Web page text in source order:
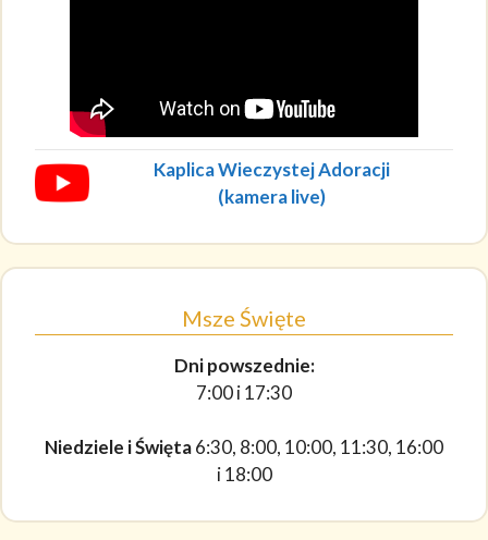
Kaplica Wieczystej Adoracji
(kamera live)
Msze Święte
Dni powszednie:
7:00 i 17:30
Niedziele i Święta6:30, 8:00, 10:00, 11:30, 16:00
i 18:00